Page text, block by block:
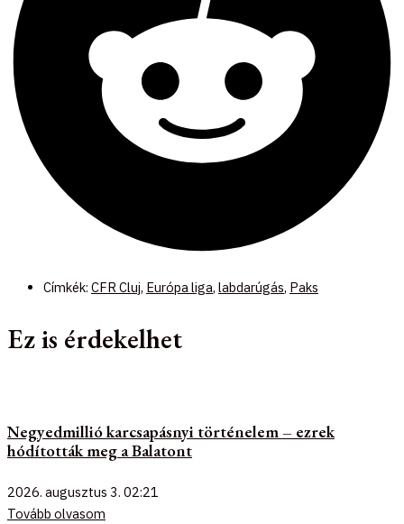
Címkék: CFR Cluj, Európa liga, labdarúgás, Paks
Ez is érdekelhet
Negyedmillió karcsapásnyi történelem – ezrek
hódították meg a Balatont
2026. augusztus 3. 02:21
Tovább olvasom